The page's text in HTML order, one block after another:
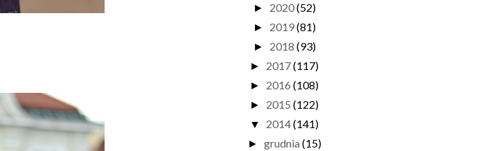
► 2020(52)
► 2019(81)
► 2018 (93)
► 2017(117)
► 2016 (108)
► 2015 (122)
▼ 2014(141)
► grudnia (15)